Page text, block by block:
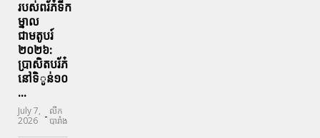
របស់ពរ័ភ៎ទីក
ម្នាល
ជាមតូបរ៍
២០២៦:
ប្រាសិតបរ័ភ៎
នៅទិូន់១០
...
July 7,
2026 - លីក
បារាំង